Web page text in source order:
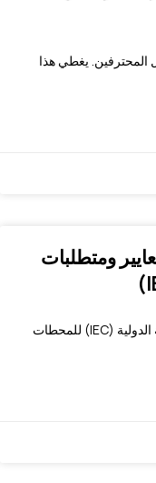
يغطي هذا
ومتطلبات
"اكتشف معايير ومتطلبات اللجنة الكهروتقنية الدولية (IEC) للمحطات